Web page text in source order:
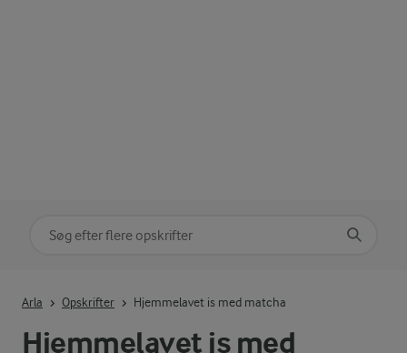
Hjemmelavet is med
Arla Opskrifter Hjemmelavet is med matcha
Søg på kategori